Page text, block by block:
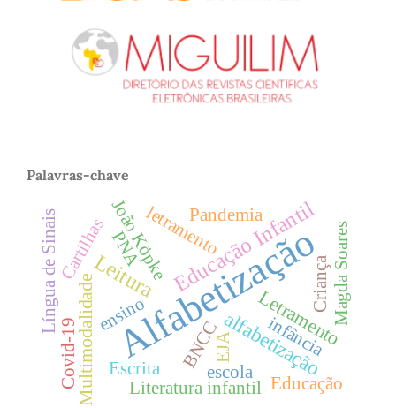
Palavras-chave
Alfabetização
Educação Infantil
Leitura
alfabetização
Letramento
Multimodalidade Escrita
letramento
Literatura infantil
BNCC
PNA
ensino
Criança
Cartilhas Pandemia
Língua de Sinais Magda Soares
EJA
Covid-19
João Köpke
Educação
infância
escola